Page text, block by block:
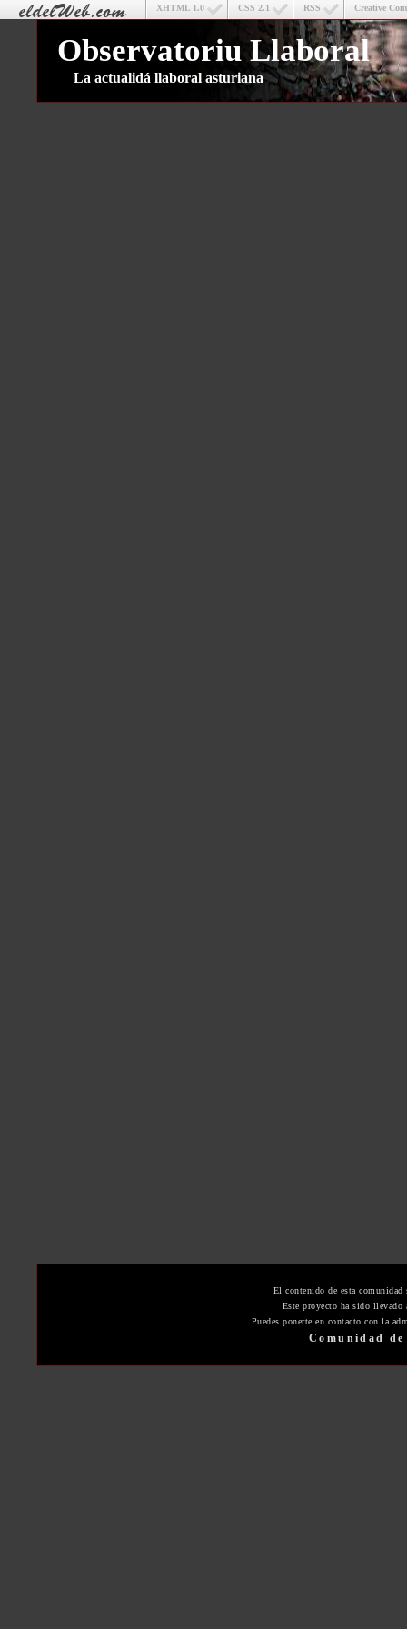
Creative
RSS
CSS 2.1
XHTML 1.0
Observatoriu Llaboral
La actualidá llaboral asturiana
El contenido de esta
Este proyecto ha sido
Puedes ponerte en contacto con la
Comunidad